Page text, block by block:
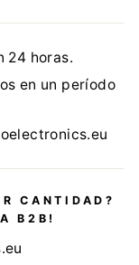
24 horas.
en un período
CANTIDAD?
B2B!